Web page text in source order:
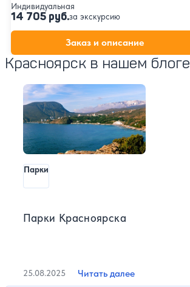
Индивидуальная
14 705 руб.за экскурсию
Заказ и описание
Красноярск в нашем блоге
Парки Красноярска
Парки
25.08.2025 Читать далее